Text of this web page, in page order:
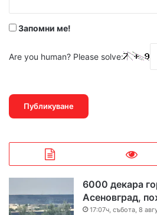
Запомни ме!
Are you human? Please solve:
6000 декара
Асеновград,
17:07ч, събота, 8